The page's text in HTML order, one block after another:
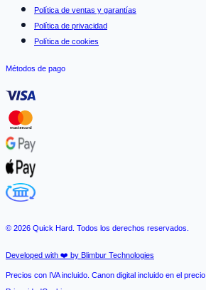
Política de ventas y garantías
Política de privacidad
Política de cookies
Métodos de pago
© 2026 Quick Hard. Todos los derechos reservados.
Developed with ❤️ by Blimbur Technologies
Precios con IVA incluido. Canon digital incluido en el precio.